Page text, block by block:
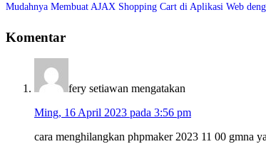
Mudahnya Membuat AJAX Shopping Cart di Aplikasi Web
Komentar
fery setiawan mengatakan
Ming, 16 April 2023 pada 3:56 pm
cara menghilangkan phpmaker 2023 11 00 gmna ya